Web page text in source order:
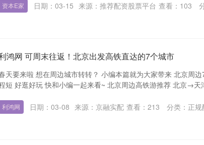
资本E家 日期：03-15 来源：推荐配资股票平台 查看： 103
鸿网 可周末往返！北京出发高铁直达的7个城市
天要来啦 想在周边城市转转？ 小编本篇就为大家带来 北京周
短 好逛好玩 快和小编一起来看~ 北京周边高铁游推荐 北京→
利鸿网 日期：03-08 来源：京融实配 查看： 213 分类： 正规